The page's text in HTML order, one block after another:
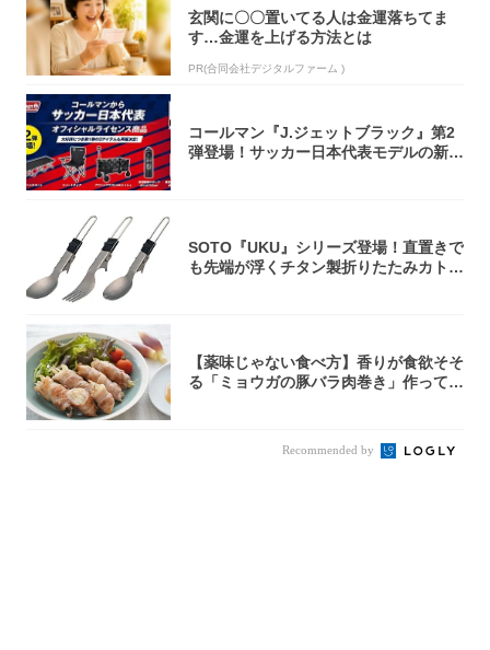
玄関に〇〇置いてる人は金運落ちてま
す…金運を上げる方法とは
PR(合同会社デジタルファーム )
コールマン『J.ジェットブラック』第2
弾登場！サッカー日本代表モデルの新作
SOTO『UKU』シリーズ登場！直置きで
も先端が浮くチタン製折りたたみカトラ
【薬味じゃない食べ方】香りが食欲そそ
る「ミョウガの豚バラ肉巻き」作ってみ
Recommended by